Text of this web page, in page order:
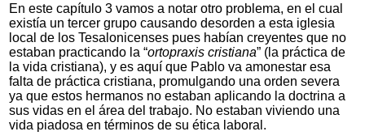
En este capítulo 3 vamos a notar otro problema, en el cual
existía un tercer grupo causando desorden a esta iglesia
local de los Tesalonicenses pues habían creyentes que no
estaban practicando la “ortopraxis cristiana” (la práctica de
la vida cristiana), y es aquí que Pablo va amonestar esa
falta de práctica cristiana, promulgando una orden severa
ya que estos hermanos no estaban aplicando la doctrina a
sus vidas en el área del trabajo. No estaban viviendo una
vida piadosa en términos de su ética laboral.